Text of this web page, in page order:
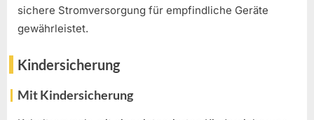
sichere Stromversorgung für empfindliche Geräte
gewährleistet.
Kindersicherung
Mit Kindersicherung